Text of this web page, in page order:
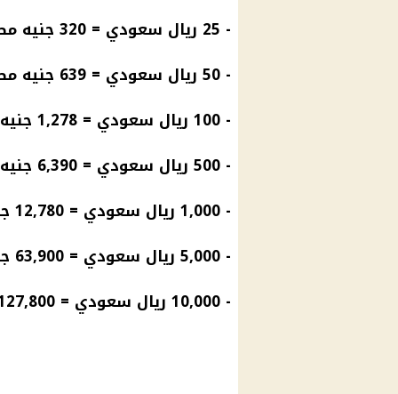
- 25
ريال سعودي = 320 جنيه مصري
- 50
ريال سعودي = 639 جنيه مصري
- 100
ريال سعودي = 1,278 جنيه مصري
- 500
ريال سعودي = 6,390 جنيه مصري
- 1,000 ريال سعودي = 12,780 جنيه مصري
- 5,000 ريال سعودي = 63,900 جنيه مصري
- 10,000 ريال سعودي = 127,800 جنيه مصري